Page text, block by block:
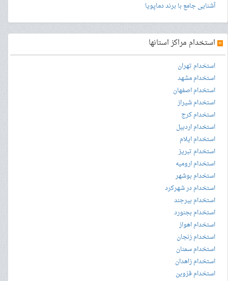
آشنایی جامع با برند دماپویا
» استخدام مراکز استانها
استخدام تهران
استخدام مشهد
استخدام اصفهان
استخدام شیراز
استخدام کرج
استخدام اردبیل
استخدام ایلام
استخدام تبریز
استخدام ارومیه
استخدام بوشهر
استخدام در شهرکرد
استخدام بیرجند
استخدام بجنورد
استخدام اهواز
استخدام زنجان
استخدام سمنان
استخدام زاهدان
استخدام قزوین